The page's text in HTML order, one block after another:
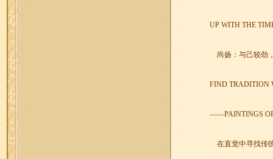
UP WITH THE
尚扬：与己较劲
FIND TRADITION
——PAINTINGS
在直觉中寻找